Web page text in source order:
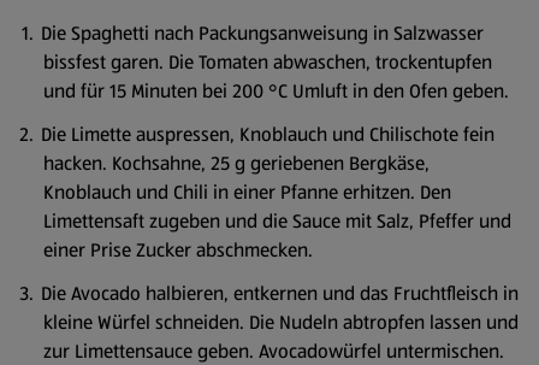
Die Spaghetti nach Packungsanweisung in Salzwasser
bissfest garen. Die Tomaten abwaschen, trockentupfen
und für 15 Minuten bei 200 °C Umluft in den Ofen geben.
Die Limette auspressen, Knoblauch und Chilischote fein
hacken. Kochsahne, 25 g geriebenen Bergkäse,
Knoblauch und Chili in einer Pfanne erhitzen. Den
Limettensaft zugeben und die Sauce mit Salz, Pfeffer und
einer Prise Zucker abschmecken.
Die Avocado halbieren, entkernen und das Fruchtfleisch in
kleine Würfel schneiden. Die Nudeln abtropfen lassen und
zur Limettensauce geben. Avocadowürfel untermischen.